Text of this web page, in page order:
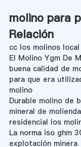
molino para
Relación
cc los molinos
El Molino Ygm De
buena calidad de
para que era
molino
Durable molino de
mineral de
residencial los
La norma iso ghm
explotación minera